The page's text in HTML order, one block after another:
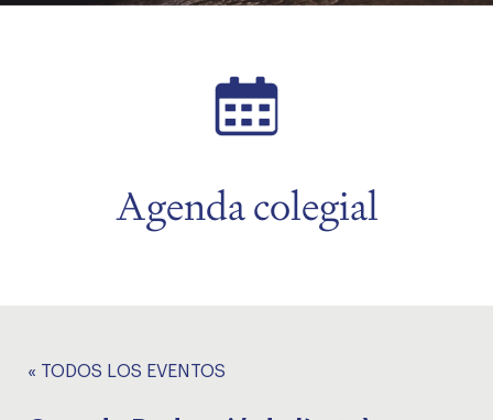
Agenda colegial
« TODOS LOS EVENTOS